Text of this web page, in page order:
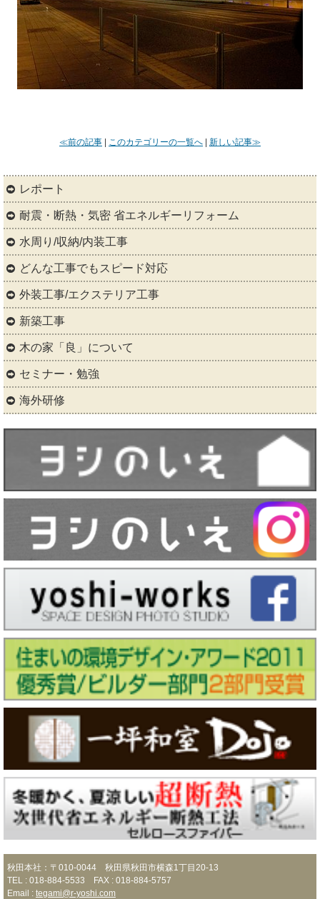
≪前の記事 このカテゴリーの一覧へ 新しい記事≫
レポート
耐震・断熱・気密 省エネルギーリフォーム
水周り/収納/内装工事
どんな工事でもスピード対応
外装工事/エクステリア工事
新築工事
木の家「良」について
セミナー・勉強
海外研修
秋田本社：〒010-0044 秋田県秋田市横森1丁目20-13
TEL : 018-884-5533 FAX : 018-884-5757
Email : tegami@r-yoshi.com